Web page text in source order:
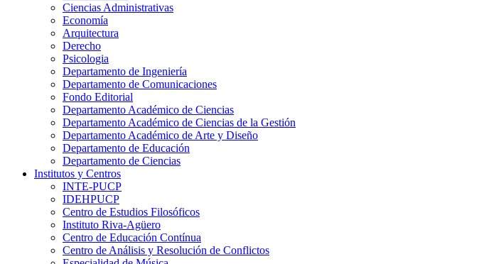
Ciencias Administrativas
Economía
Arquitectura
Derecho
Psicologia
Departamento de Ingeniería
Departamento de Comunicaciones
Fondo Editorial
Departamento Académico de Ciencias
Departamento Académico de Ciencias de la Gestión
Departamento Académico de Arte y Diseño
Departamento de Educación
Departamento de Ciencias
Institutos y Centros
INTE-PUCP
IDEHPUCP
Centro de Estudios Filosóficos
Instituto Riva-Agüero
Centro de Educación Contínua
Centro de Análisis y Resolución de Conflictos